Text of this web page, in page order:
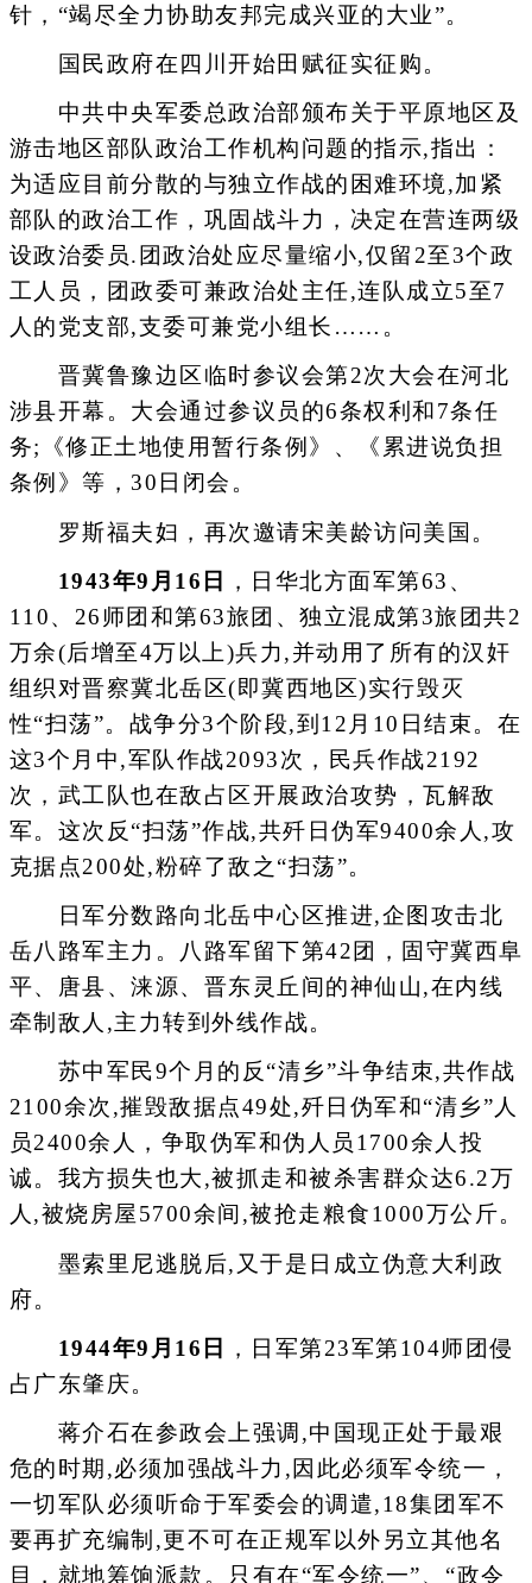
针，“竭尽全力协助友邦完成兴亚的大业”。
国民政府在四川开始田赋征实征购。
中共中央军委总政治部颁布关于平原地区及
游击地区部队政治工作机构问题的指示,指出：
为适应目前分散的与独立作战的困难环境,加紧
部队的政治工作，巩固战斗力，决定在营连两级
设政治委员.团政治处应尽量缩小,仅留2至3个政
工人员，团政委可兼政治处主任,连队成立5至7
人的党支部,支委可兼党小组长……。
晋冀鲁豫边区临时参议会第2次大会在河北
涉县开幕。大会通过参议员的6条权利和7条任
务;《修正土地使用暂行条例》、《累进说负担
条例》等，30日闭会。
罗斯福夫妇，再次邀请宋美龄访问美国。
1943年9月16日
，日华北方面军第63、
110、26师团和第63旅团、独立混成第3旅团共2
万余(后增至4万以上)兵力,并动用了所有的汉奸
组织对晋察冀北岳区(即冀西地区)实行毁灭
性“扫荡”。战争分3个阶段,到12月10日结束。在
这3个月中,军队作战2093次，民兵作战2192
次，武工队也在敌占区开展政治攻势，瓦解敌
军。这次反“扫荡”作战,共歼日伪军9400余人,攻
克据点200处,粉碎了敌之“扫荡”。
日军分数路向北岳中心区推进,企图攻击北
岳八路军主力。八路军留下第42团，固守冀西阜
平、唐县、涞源、晋东灵丘间的神仙山,在内线
牵制敌人,主力转到外线作战。
苏中军民9个月的反“清乡”斗争结朿,共作战
2100余次,摧毁敌据点49处,歼日伪军和“清乡”人
员2400余人，争取伪军和伪人员1700余人投
诚。我方损失也大,被抓走和被杀害群众达6.2万
人,被烧房屋5700余间,被抢走粮食1000万公斤。
墨索里尼逃脱后,又于是日成立伪意大利政
府。
1944年9月16日
，日军第23军第104师团侵
占广东肇庆。
蒋介石在参政会上强调,中国现正处于最艰
危的时期,必须加强战斗力,因此必须军令统一，
一切军队必须听命于军委会的调遣,18集团军不
要再扩充编制,更不可在正规军以外另立其他名
目，就地筹饷派款。只有在“军令统一”、“政令